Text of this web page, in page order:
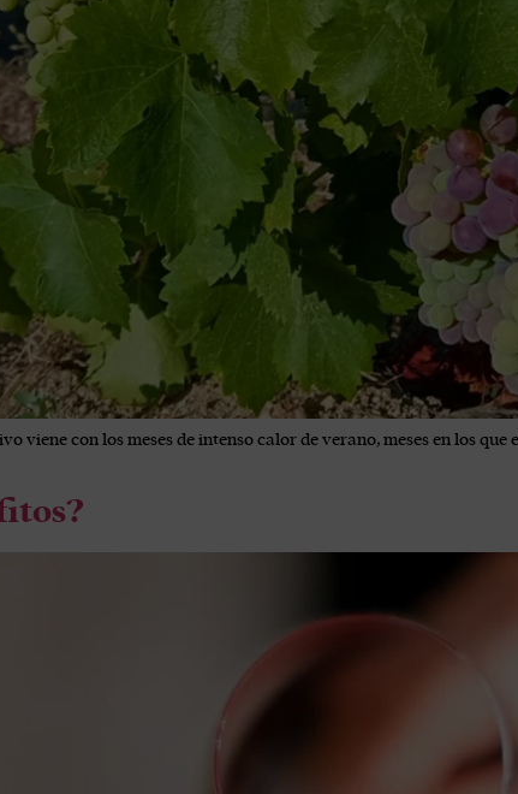
viene con los meses de intenso calor de verano, meses en los